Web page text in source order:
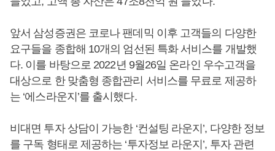
앞서 삼성증권은 코로나 팬데믹 이후 고객들의 다양한
요구들을 종합해 10개의 엄선된 특화 서비스를 개발했
다. 이를 바탕으로 2022년 9월26일 온라인 우수고객을
대상으로 한 맞춤형 종합관리 서비스를 무료로 제공하
는 ‘에스라운지’를 출시했다.
비대면 투자 상담이 가능한 ‘컨설팅 라운지’, 다양한 정보
를 구독 형태로 제공하는 ‘투자정보 라운지’, 투자 관련